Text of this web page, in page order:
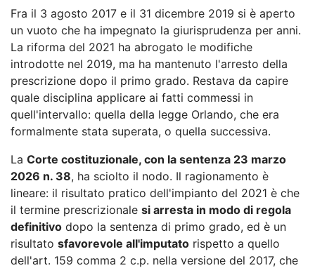
Fra il 3 agosto 2017 e il 31 dicembre 2019 si è aperto
un vuoto che ha impegnato la giurisprudenza per anni.
La riforma del 2021 ha abrogato le modifiche
introdotte nel 2019, ma ha mantenuto l'arresto della
prescrizione dopo il primo grado. Restava da capire
quale disciplina applicare ai fatti commessi in
quell'intervallo: quella della legge Orlando, che era
formalmente stata superata, o quella successiva.
La Corte costituzionale, con la sentenza 23 marzo
2026 n. 38, ha sciolto il nodo. Il ragionamento è
lineare: il risultato pratico dell'impianto del 2021 è che
il termine prescrizionale si arresta in modo di regola
definitivo dopo la sentenza di primo grado, ed è un
risultato sfavorevole all'imputato rispetto a quello
dell'art. 159 comma 2 c.p. nella versione del 2017, che